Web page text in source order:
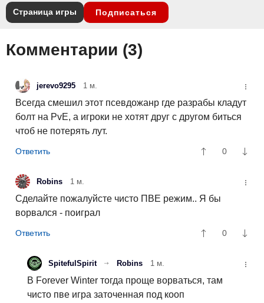
Страница игры Подписаться
Комментарии (3)
jerevo9295 1 м.
Всегда смешил этот псевдожанр где разрабы кладут
болт на PvE, а игроки не хотят друг с другом биться
чтоб не потерять лут.
0
Robins 1 м.
Сделайте пожалуйсте чисто ПВЕ режим.. Я бы
ворвался - поиграл
0
SpitefulSpirit Robins 1 м.
В Forever Winter тогда проще ворваться, там
чисто пве игра заточенная под кооп